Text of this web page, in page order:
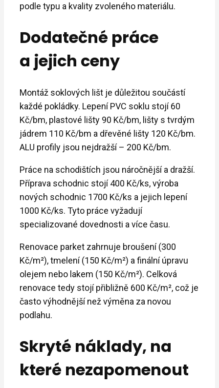
podle typu a kvality zvoleného materiálu.
Dodatečné práce
a jejich ceny
Montáž soklových lišt je důležitou součástí
každé pokládky. Lepení PVC soklu stojí 60
Kč/bm, plastové lišty 90 Kč/bm, lišty s tvrdým
jádrem 110 Kč/bm a dřevěné lišty 120 Kč/bm.
ALU profily jsou nejdražší – 200 Kč/bm.
Práce na schodištích jsou náročnější a dražší.
Příprava schodnic stojí 400 Kč/ks, výroba
nových schodnic 1700 Kč/ks a jejich lepení
1000 Kč/ks. Tyto práce vyžadují
specializované dovednosti a více času.
Renovace parket zahrnuje broušení (300
Kč/m²), tmelení (150 Kč/m²) a finální úpravu
olejem nebo lakem (150 Kč/m²). Celková
renovace tedy stojí přibližně 600 Kč/m², což je
často výhodnější než výměna za novou
podlahu.
Skryté náklady, na
které nezapomenout